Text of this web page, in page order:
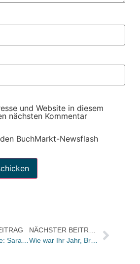
und Website in diesem
nächsten Kommentar
BuchMarkt-Newsflash